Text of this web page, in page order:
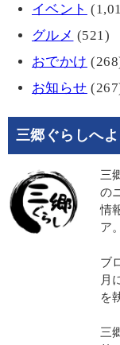
イベント
グルメ (521)
おでかけ
お知らせ
三郷ぐらしへ
三
の
情
ア。
ブ
月
を
三